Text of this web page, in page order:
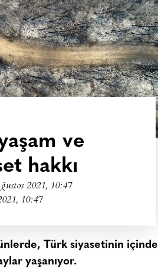
ve
hakkı
2021, 10:47
10:47
Türk siyasetinin içinde
yaşanıyor.